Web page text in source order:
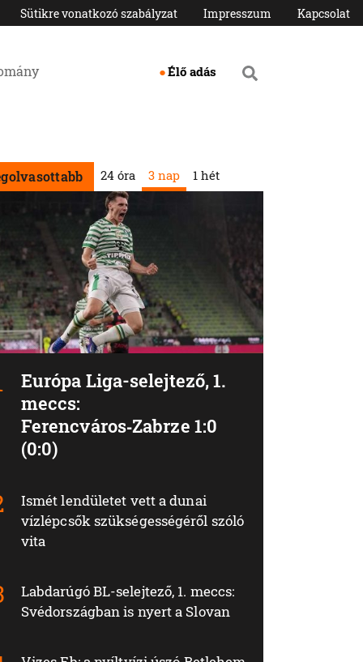
Sütikre vonatkozó szabályzat Impresszum Kapcsolat
Élő adás
24 óra 3 nap
Európa Liga-selejtező, 1.
meccs:
Ferencváros‑Zabrze 1:0
(0:0)
Ismét lendületet vett a dunai
vízlépcsők szükségességéről szóló
vita
Labdarúgó BL-selejtező, 1. meccs:
Svédországban is nyert a Slovan
1 hét